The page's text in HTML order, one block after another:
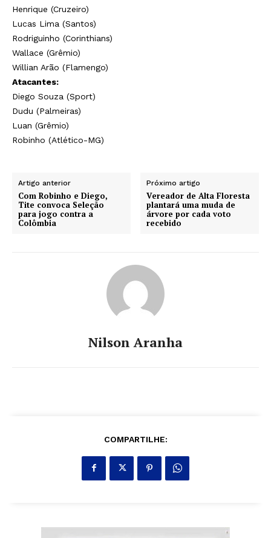
Henrique (Cruzeiro)
Lucas Lima (Santos)
Rodriguinho (Corinthians)
Wallace (Grêmio)
Willian Arão (Flamengo)
Atacantes:
Diego Souza (Sport)
Dudu (Palmeiras)
Luan (Grêmio)
Robinho (Atlético-MG)
Artigo anterior
Com Robinho e Diego,
Tite convoca Seleção
para jogo contra a
Colômbia
Próximo artigo
Vereador de Alta Floresta
plantará uma muda de
árvore por cada voto
recebido
Nilson Aranha
COMPARTILHE: